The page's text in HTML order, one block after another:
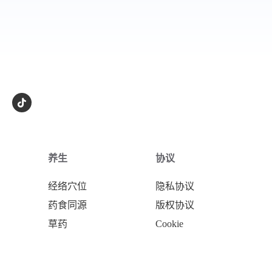
养生
经络穴位
药食同源
草药
协议
隐私协议
版权协议
Cookie